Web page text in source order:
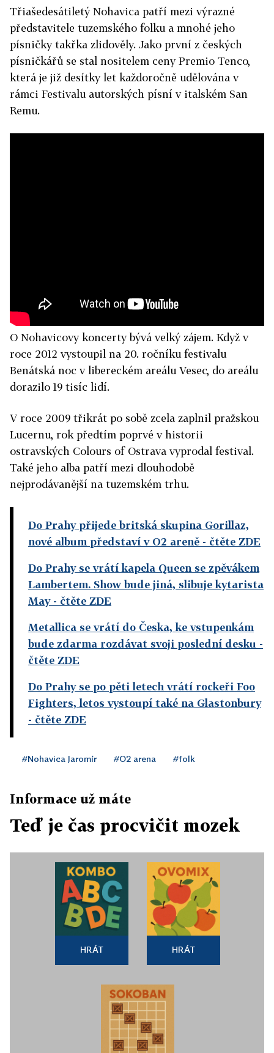
Třiašedesátiletý Nohavica patří mezi výrazné
představitele tuzemského folku a mnohé jeho
písničky takřka zlidověly. Jako první z českých
písničkářů se stal nositelem ceny Premio Tenco,
která je již desítky let každoročně udělována v
rámci Festivalu autorských písní v italském San
Remu.
O Nohavicovy koncerty bývá velký zájem. Když v
roce 2012 vystoupil na 20. ročníku festivalu
Benátská noc v libereckém areálu Vesec, do areálu
dorazilo 19 tisíc lidí.
V roce 2009 třikrát po sobě zcela zaplnil pražskou
Lucernu, rok předtím poprvé v historii
ostravských Colours of Ostrava vyprodal festival.
Také jeho alba patří mezi dlouhodobě
nejprodávanější na tuzemském trhu.
Do Prahy přijede britská skupina Gorillaz,
nové album představí v O2 areně - čtěte ZDE
Do Prahy se vrátí kapela Queen se zpěvákem
Lambertem. Show bude jiná, slibuje kytarista
May- čtěte ZDE
Metallica se vrátí do Česka, ke vstupenkám
bude zdarma rozdávat svoji poslední desku -
čtěte ZDE
Do Prahy se po pěti letech vrátí rockeři Foo
Fighters, letos vystoupí také na Glastonbury
- čtěte ZDE
#Nohavica Jaromír #O2 arena #folk
Informace už máte
Teď je čas procvičit mozek
HRÁT HRÁT